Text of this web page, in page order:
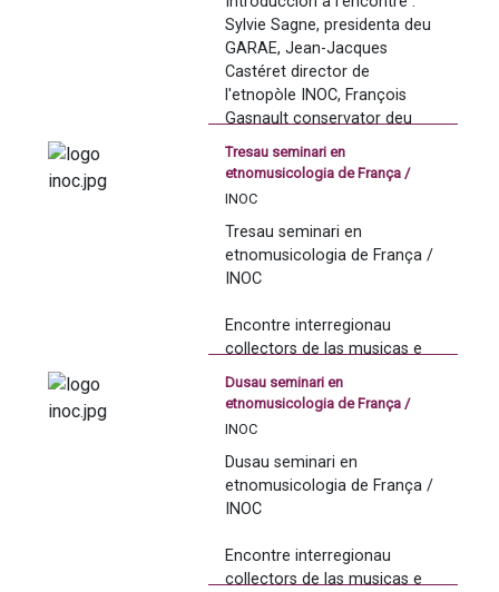
Intervention de Bernat
Ménétrier :
Complément d'intervention
de Guy Bertrand :
Sylvie Sagne, presidenta deu
GARAE, Jean-Jacques
Castéret director de
l'etnopòle INOC, François
Gasnault conservator deu
patrimòni, cercaire a l'iiAC-
LAHIC
Tresau seminari en
etnomusicologia de França /
INOC
de las musicas e danças
tradicionaus
Carcassona 2017
INOC
Tresau seminari en
etnomusicologia de França /
INOC
Encontre interregionau
collectors de las musicas e
danças tradicionaus
Autas sessions qu'an avut lòc
a Lorient e a Vitré.
Dusau seminari en
etnomusicologia de França /
INOC
de las musicas e danças
tradicionaus
Niòrt 2017
INOC
Dusau seminari en
etnomusicologia de França /
INOC
Encontre interregionau
collectors de las musicas e